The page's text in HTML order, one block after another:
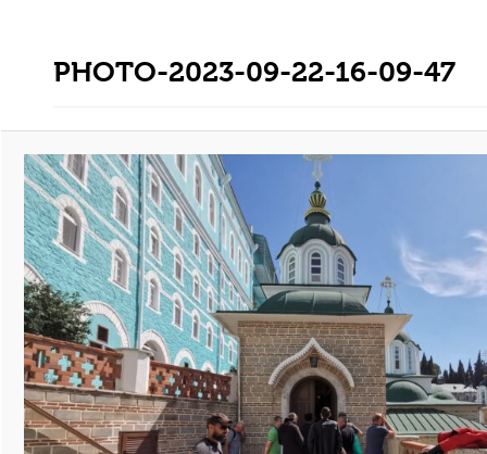
PHOTO-2023-09-22-16-09-47